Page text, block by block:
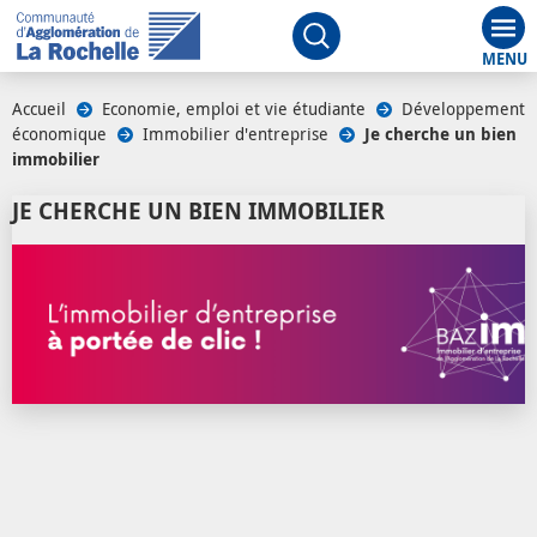
Ouvrir le moteur de
Accueil Economie, emploi et vie étudiante
Développement
économique
Immobilier d'entreprise
Je cherche un bien
immobilier
JE CHERCHE UN BIEN IMMOBILIER